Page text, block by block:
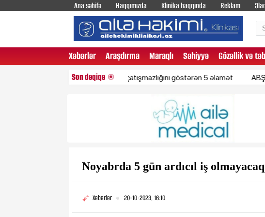
Ana səhifə Haqqımızda Klinika haqqında Reklam
Xəbərlər Araşdırma Maraqlı Səhiyyə Gözəllik və
Son dəqiqə
Bədəndə zülal çatışmazlığını göstərən 5 əlamət ABŞ-la 7,5
Noyabrda 5 gün ardıcıl iş
Xəbərlər 20-10-2023, 16:10